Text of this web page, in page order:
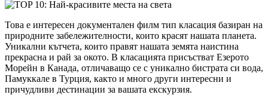
Това е интересен документален филм тип класация базиран на
природните забележителности, които красят нашата планета.
Уникални кътчета, които правят нашата земята наистина
прекрасна и рай за окото. В класацията присъстват Езерото
Морейн в Канада, отличаващо се с уникално бистрата си вода,
Памуккале в Турция, както и много други интересни и
причудливи дестинации за вашата екскурзия.